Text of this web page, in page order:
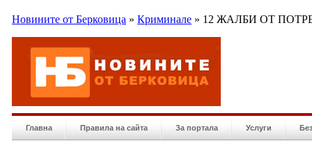
Новините от Берковица » Криминале » 12 ЖАЛБИ ОТ
Главна Правила на сайта За портала Услуги